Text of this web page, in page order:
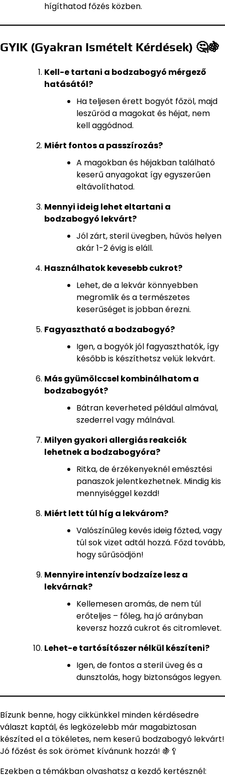
hígíthatod főzés közben.
GYIK (Gyakran Ismételt Kérdések) 🤔🍇
Kell-e tartani a bodzabogyó mérgező
hatásától?
Ha teljesen érett bogyót főzöl, majd
leszűröd a magokat és héjat, nem
kell aggódnod.
Miért fontos a passzírozás?
A magokban és héjakban található
keserű anyagokat így egyszerűen
eltávolíthatod.
Mennyi ideig lehet eltartani a
bodzabogyó lekvárt?
Jól zárt, steril üvegben, hűvös helyen
akár 1-2 évig is eláll.
Használhatok kevesebb cukrot?
Lehet, de a lekvár könnyebben
megromlik és a természetes
keserűséget is jobban érezni.
Fagyasztható a bodzabogyó?
Igen, a bogyók jól fagyaszthatók, így
később is készíthetsz velük lekvárt.
Más gyümölccsel kombinálhatom a
bodzabogyót?
Bátran keverheted például almával,
szederrel vagy málnával.
Milyen gyakori allergiás reakciók
lehetnek a bodzabogyóra?
Ritka, de érzékenyeknél emésztési
panaszok jelentkezhetnek. Mindig kis
mennyiséggel kezdd!
Miért lett túl híg a lekvárom?
Valószínűleg kevés ideig főzted, vagy
túl sok vizet adtál hozzá. Főzd tovább,
hogy sűrűsödjön!
Mennyire intenzív bodzaíze lesz a
lekvárnak?
Kellemesen aromás, de nem túl
erőteljes – főleg, ha jó arányban
keversz hozzá cukrot és citromlevet.
Lehet-e tartósítószer nélkül készíteni?
Igen, de fontos a steril üveg és a
dunsztolás, hogy biztonságos legyen.
Bízunk benne, hogy cikkünkkel minden kérdésedre
választ kaptál, és legközelebb már magabiztosan
készíted el a tökéletes, nem keserű bodzabogyó lekvárt!
Jó főzést és sok örömet kívánunk hozzá! 🍇🥄
Ezekben a témákban olvashatsz a kezdő kertésznél: